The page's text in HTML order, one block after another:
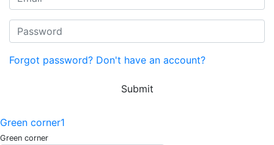
Forgot password? Don't have an account?
Submit
Green corner1
Green corner